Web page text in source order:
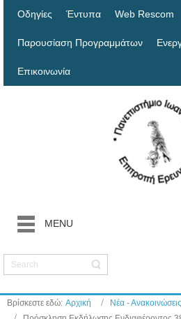
Οδηγίες Έντυπα Web Rescom
Παρουσίαση Προγραμμάτων
Επικοινωνία
MENU
Βρίσκεστε εδώ: Αρχική Νέα - Ανακοινώσεις